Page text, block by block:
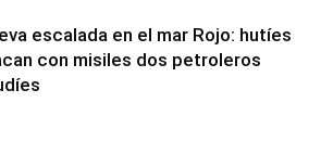
escalada en el mar Rojo: hutíes
con misiles dos petroleros